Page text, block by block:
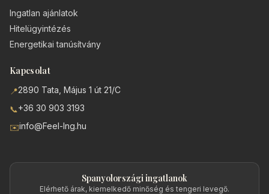
Ingatlan ajánlatok
Hitelügyintézés
Energetikai tanúsítvány
Kapcsolat
📍2890 Tata, Május 1 út 21/C
📞+36 30 903 3193
✉️info@Feel-Ing.hu
Spanyolországi ingatlanok
Elérhető árak, kiemelkedő minőség és tengeri levegő.